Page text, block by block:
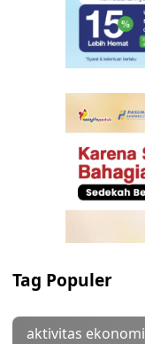
Tag Populer
aktivitas ekonomi